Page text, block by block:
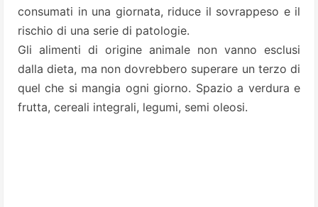
consumati in una giornata, riduce il sovrappeso e il
rischio di una serie di patologie.
Gli alimenti di origine animale non vanno esclusi
dalla dieta, ma non dovrebbero superare un terzo di
quel che si mangia ogni giorno. Spazio a verdura e
frutta, cereali integrali, legumi, semi oleosi.